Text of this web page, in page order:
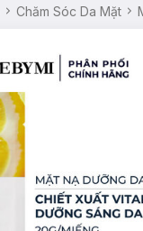
Chăm Sóc Da Mặt